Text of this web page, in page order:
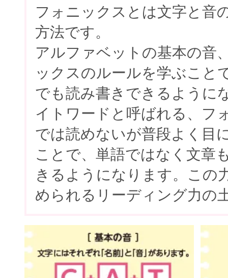
フォニックスとは文字と音
方法です。
アルファベットの基本の音
ックスのルールを学ぶこと
でも読み書きできるように
イトワードと呼ばれる、フ
では読めないが普段よく目
ことで、単語ではなく文章
きるようになります。この
められるリーディング力の